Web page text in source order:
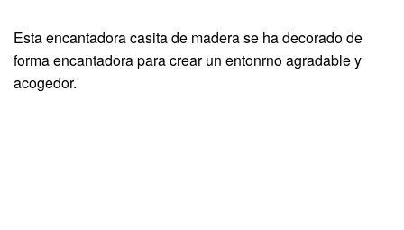
Esta encantadora casita de madera se ha decorado de
forma encantadora para crear un entonrno agradable y
acogedor.